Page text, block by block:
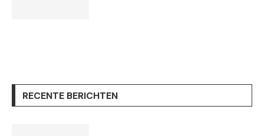
RECENTE BERICHTEN